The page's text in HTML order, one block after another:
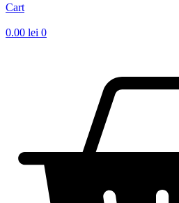
Cart
0.00 lei 0